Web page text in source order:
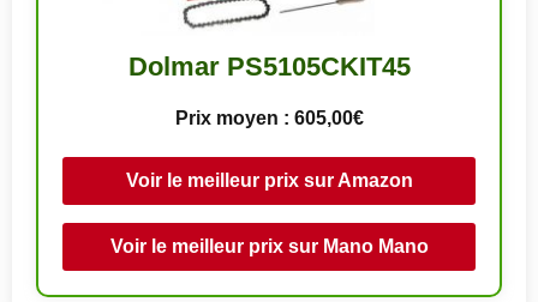
Dolmar PS5105CKIT45
Prix moyen : 605,00€
Voir le meilleur prix sur Amazon
Voir le meilleur prix sur Mano Mano